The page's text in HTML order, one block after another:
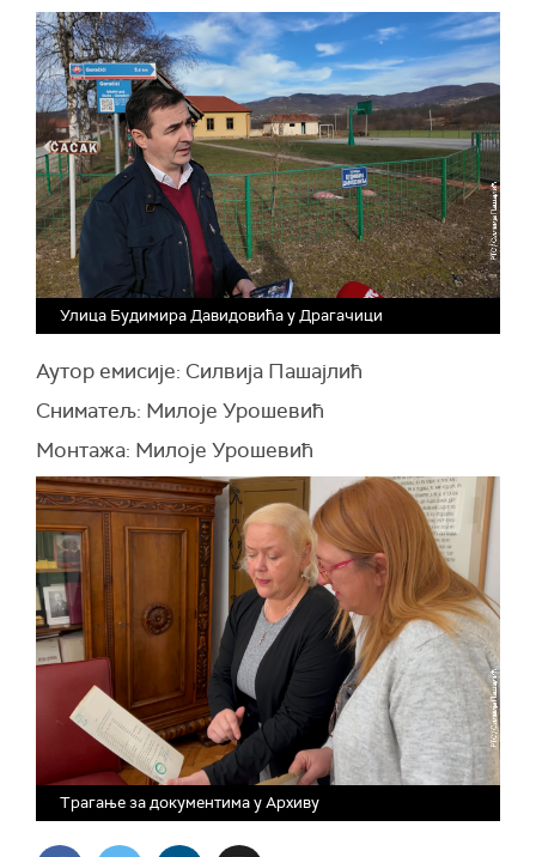
Улица Будимира Давидовића у Драгачици
Аутор емисије: Силвија Пашајлић
Сниматељ: Милоје Урошевић
Монтажа: Милоје Урошевић
Трагање за документима у Архиву